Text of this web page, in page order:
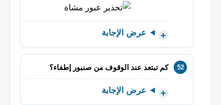
عرض الإجابة
كم تبتعد عند الوقوف من صنبور إطفاء؟
عرض الإجابة